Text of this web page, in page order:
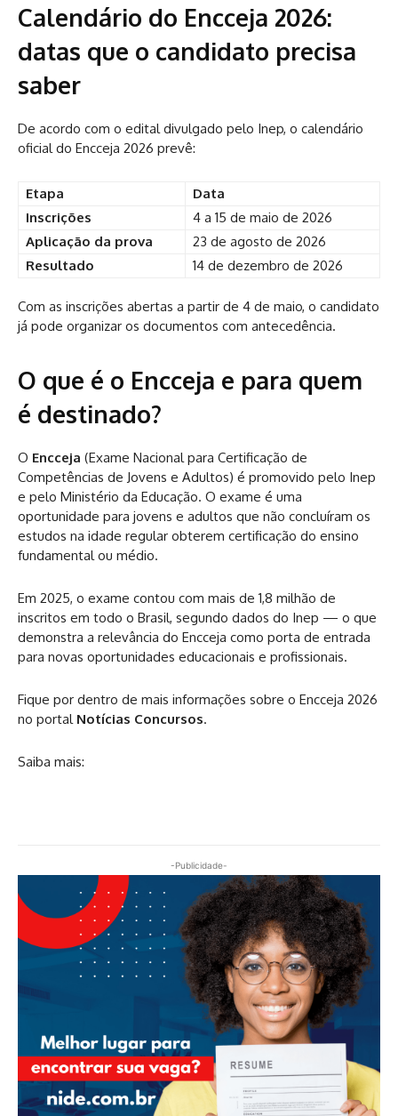
Calendário do Encceja 2026:
datas que o candidato precisa
saber
De acordo com o edital divulgado pelo Inep, o calendário
oficial do Encceja 2026 prevê:
Etapa
Data
Inscrições
4 a 15 de maio de 2026
Aplicação da prova
23 de agosto de 2026
Resultado
14 de dezembro de 2026
Com as inscrições abertas a partir de 4 de maio, o candidato
já pode organizar os documentos com antecedência.
O que é o Encceja e para quem
é destinado?
O Encceja (Exame Nacional para Certificação de
Competências de Jovens e Adultos) é promovido pelo Inep
e pelo Ministério da Educação. O exame é uma
oportunidade para jovens e adultos que não concluíram os
estudos na idade regular obterem certificação do ensino
fundamental ou médio.
Em 2025, o exame contou com mais de 1,8 milhão de
inscritos em todo o Brasil, segundo dados do Inep — o que
demonstra a relevância do Encceja como porta de entrada
para novas oportunidades educacionais e profissionais.
Fique por dentro de mais informações sobre o Encceja 2026
no portal Notícias Concursos.
Saiba mais:
-Publicidade-